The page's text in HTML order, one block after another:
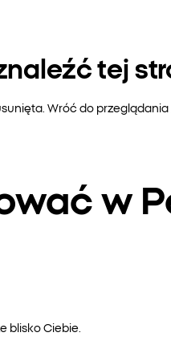
tej
Wróć do
w
blisko Ciebie.